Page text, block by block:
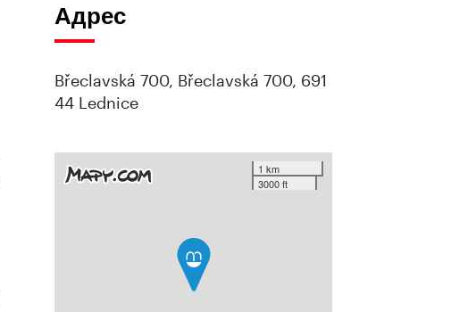
Адрес
Břeclavská 700, Břeclavská 700, 691
44 Lednice
1 km
3000 ft